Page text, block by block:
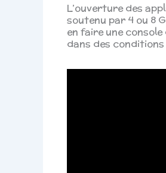
L’ouverture des
soutenu par 4 ou 8
en faire une
dans des